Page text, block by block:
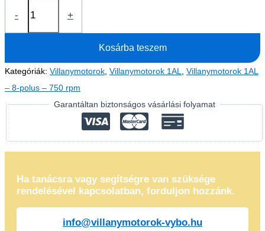
-
0,18kW
(400V-
645
rpm)
mennyiség
+
Kosárba teszem
Kategóriák: Villanymotorok Villanymotorok 1AL
Villanymotorok 1AL
– 8-polus – 750 rpm
Garantáltan biztonságos vásárlási folyamat
Ha tanácsra vagy segítségre van szüksége
rendelésével kapcsolatban, forduljon hozzánk.
info@villanymotorok-vybo.hu